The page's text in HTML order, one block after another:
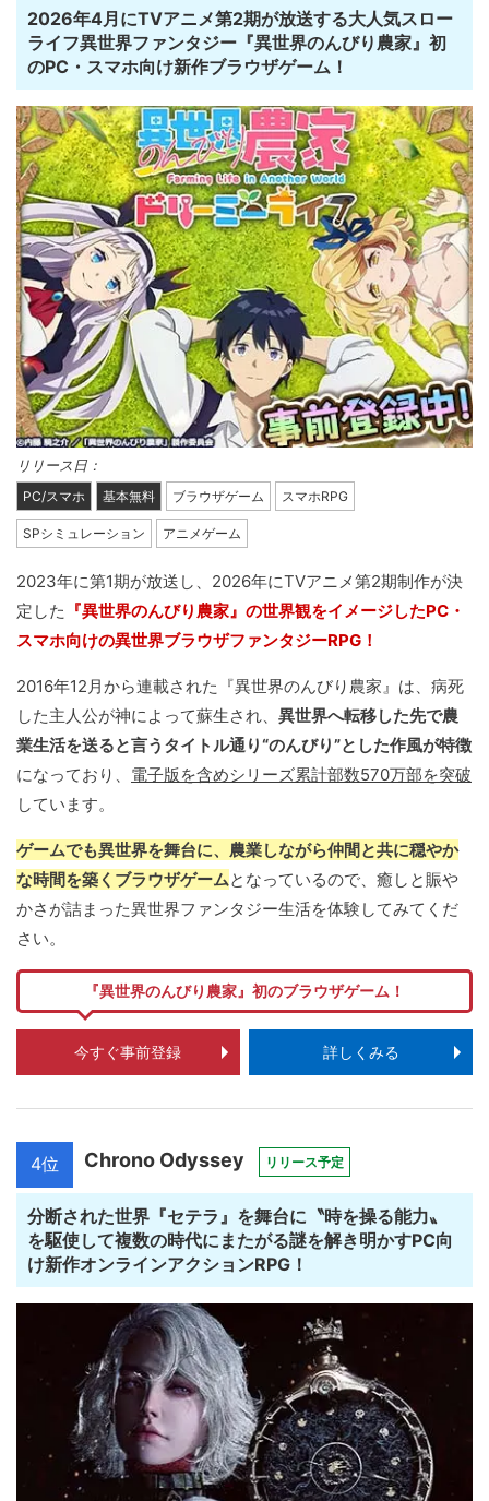
2026年4月にTVアニメ第2期が放送する大人気スロー
ライフ異世界ファンタジー『異世界のんびり農家』初
のPC・スマホ向け新作ブラウザゲーム！
リリース日：
PC/スマホ 基本無料 ブラウザゲーム スマホRPG
SPシミュレーション アニメゲーム
2023年に第1期が放送し、2026年にTVアニメ第2期制作が決
定した 『異世界のんびり農家』の世界観をイメージしたPC・
スマホ向けの異世界ブラウザファンタジーRPG！
2016年12月から連載された『異世界のんびり農家』は、病死
した主人公が神によって蘇生され、 異世界へ転移した先で農
業生活を送ると言うタイトル通り“のんびり”とした作風が特徴
になっており、 電子版を含めシリーズ累計部数570万部を突破
しています。
ゲームでも異世界を舞台に、農業しながら仲間と共に穏やか
な時間を築くブラウザゲームとなっているので、癒しと賑や
かさが詰まった異世界ファンタジー生活を体験してみてくだ
さい。
『異世界のんびり農家』初のブラウザゲーム！
今すぐ事前登録 詳しくみる
4位 Chrono Odyssey リリース予定
分断された世界『セテラ』を舞台に〝時を操る能力〟
を駆使して複数の時代にまたがる謎を解き明かすPC向
け新作オンラインアクションRPG！